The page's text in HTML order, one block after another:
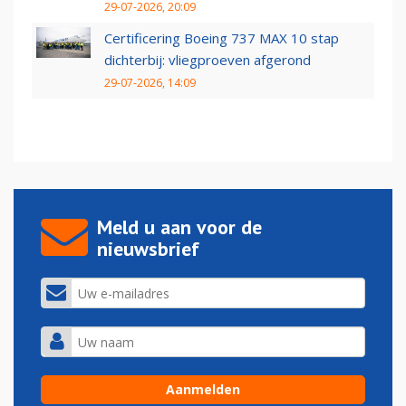
29-07-2026, 20:09
Certificering Boeing 737 MAX 10 stap
dichterbij: vliegproeven afgerond
29-07-2026, 14:09
Meld u aan voor de
nieuwsbrief